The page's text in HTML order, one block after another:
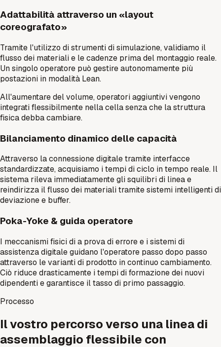
Adattabilità attraverso un «layout
coreografato»
Tramite l'utilizzo di strumenti di simulazione, validiamo il
flusso dei materiali e le cadenze prima del montaggio reale.
Un singolo operatore può gestire autonomamente più
postazioni in modalità Lean.
All'aumentare del volume, operatori aggiuntivi vengono
integrati flessibilmente nella cella senza che la struttura
fisica debba cambiare.
Bilanciamento dinamico delle capacità
Attraverso la connessione digitale tramite interfacce
standardizzate, acquisiamo i tempi di ciclo in tempo reale. Il
sistema rileva immediatamente gli squilibri di linea e
reindirizza il flusso dei materiali tramite sistemi intelligenti di
deviazione e buffer.
Poka-Yoke & guida operatore
I meccanismi fisici di a prova di errore e i sistemi di
assistenza digitale guidano l'operatore passo dopo passo
attraverso le varianti di prodotto in continuo cambiamento.
Ciò riduce drasticamente i tempi di formazione dei nuovi
dipendenti e garantisce il tasso di primo passaggio.
Processo
Il vostro percorso verso una linea di
assemblaggio flessibile con